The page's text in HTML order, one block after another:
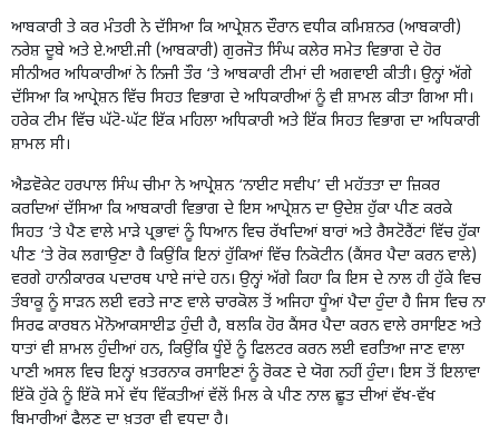
ਆਬਕਾਰੀ ਤੇ ਕਰ ਮੰਤਰੀ ਨੇ ਦੱਸਿਆ ਕਿ ਆਪ੍ਰੇਸ਼ਨ ਦੌਰਾਨ ਵਧੀਕ ਕਮਿਸ਼ਨਰ (ਆਬਕਾਰੀ)
ਨਰੇਸ਼ ਦੂਬੇ ਅਤੇ ਏ.ਆਈ.ਜੀ (ਆਬਕਾਰੀ) ਗੁਰਜੋਤ ਸਿੰਘ ਕਲੇਰ ਸਮੇਤ ਵਿਭਾਗ ਦੇ ਹੋਰ
ਸੀਨੀਅਰ ਅਧਿਕਾਰੀਆਂ ਨੇ ਨਿਜੀ ਤੌਰ ‘ਤੇ ਆਬਕਾਰੀ ਟੀਮਾਂ ਦੀ ਅਗਵਾਈ ਕੀਤੀ। ਉਨ੍ਹਾਂ ਅੱਗੇ
ਦੱਸਿਆ ਕਿ ਆਪ੍ਰੇਸ਼ਨ ਵਿੱਚ ਸਿਹਤ ਵਿਭਾਗ ਦੇ ਅਧਿਕਾਰੀਆਂ ਨੂੰ ਵੀ ਸ਼ਾਮਲ ਕੀਤਾ ਗਿਆ ਸੀ।
ਹਰੇਕ ਟੀਮ ਵਿੱਚ ਘੱਟੋ-ਘੱਟ ਇੱਕ ਮਹਿਲਾ ਅਧਿਕਾਰੀ ਅਤੇ ਇੱਕ ਸਿਹਤ ਵਿਭਾਗ ਦਾ ਅਧਿਕਾਰੀ
ਸ਼ਾਮਲ ਸੀ।
ਐਡਵੋਕੇਟ ਹਰਪਾਲ ਸਿੰਘ ਚੀਮਾ ਨੇ ਆਪ੍ਰੇਸ਼ਨ ‘ਨਾਈਟ ਸਵੀਪ’ ਦੀ ਮਹੱਤਤਾ ਦਾ ਜ਼ਿਕਰ
ਕਰਦਿਆਂ ਦੱਸਿਆ ਕਿ ਆਬਕਾਰੀ ਵਿਭਾਗ ਦੇ ਇਸ ਆਪ੍ਰੇਸ਼ਨ ਦਾ ਉਦੇਸ਼ ਹੁੱਕਾ ਪੀਣ ਕਰਕੇ
ਸਿਹਤ ‘ਤੇ ਪੈਣ ਵਾਲੇ ਮਾੜੇ ਪ੍ਰਭਾਵਾਂ ਨੂੰ ਧਿਆਨ ਵਿਚ ਰੱਖਦਿਆਂ ਬਾਰਾਂ ਅਤੇ ਰੈਸਟੋਰੈਂਟਾਂ ਵਿੱਚ ਹੁੱਕਾ
ਪੀਣ ‘ਤੇ ਰੋਕ ਲਗਾਉਣਾ ਹੈ ਕਿਉਂਕਿ ਇਨਾਂ ਹੁੱਕਿਆਂ ਵਿੱਚ ਨਿਕੋਟੀਨ (ਕੈਂਸਰ ਪੈਦਾ ਕਰਨ ਵਾਲੇ)
ਵਰਗੇ ਹਾਨੀਕਾਰਕ ਪਦਾਰਥ ਪਾਏ ਜਾਂਦੇ ਹਨ। ਉਨ੍ਹਾਂ ਅੱਗੇ ਕਿਹਾ ਕਿ ਇਸ ਦੇ ਨਾਲ ਹੀ ਹੁੱਕੇ ਵਿਚ
ਤੰਬਾਕੂ ਨੂੰ ਸਾੜਨ ਲਈ ਵਰਤੇ ਜਾਣ ਵਾਲੇ ਚਾਰਕੋਲ ਤੋਂ ਅਜਿਹਾ ਧੂੰਆਂ ਪੈਦਾ ਹੁੰਦਾ ਹੈ ਜਿਸ ਵਿਚ ਨਾ
ਸਿਰਫ ਕਾਰਬਨ ਮੋਨੋਆਕਸਾਈਡ ਹੁੰਦੀ ਹੈ, ਬਲਕਿ ਹੋਰ ਕੈਂਸਰ ਪੈਦਾ ਕਰਨ ਵਾਲੇ ਰਸਾਇਣ ਅਤੇ
ਧਾਤਾਂ ਵੀ ਸ਼ਾਮਲ ਹੁੰਦੀਆਂ ਹਨ, ਕਿਉਂਕਿ ਧੂੰਏਂ ਨੂੰ ਫਿਲਟਰ ਕਰਨ ਲਈ ਵਰਤਿਆ ਜਾਣ ਵਾਲਾ
ਪਾਣੀ ਅਸਲ ਵਿਚ ਇਨ੍ਹਾਂ ਖ਼ਤਰਨਾਕ ਰਸਾਇਣਾਂ ਨੂੰ ਰੋਕਣ ਦੇ ਯੋਗ ਨਹੀਂ ਹੁੰਦਾ। ਇਸ ਤੋਂ ਇਲਾਵਾ
ਇੱਕੋ ਹੁੱਕੇ ਨੂੰ ਇੱਕੋ ਸਮੇਂ ਵੱਧ ਵਿੱਕਤੀਆਂ ਵੱਲੋਂ ਮਿਲ ਕੇ ਪੀਣ ਨਾਲ ਛੂਤ ਦੀਆਂ ਵੱਖ-ਵੱਖ
ਬਿਮਾਰੀਆਂ ਫੈਲਣ ਦਾ ਖ਼ਤਰਾ ਵੀ ਵਧਦਾ ਹੈ।